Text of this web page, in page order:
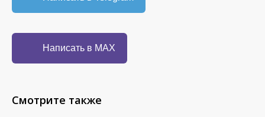
Написать в MAX
Смотрите также